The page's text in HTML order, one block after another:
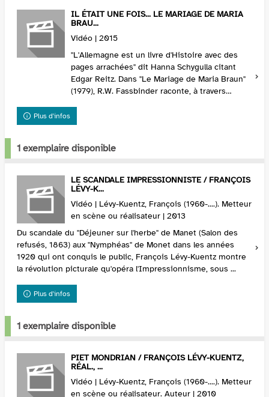
IL ÉTAIT UNE FOIS... LE MARIAGE DE MARIA
BRAU...
Vidéo | 2015
"L'Allemagne est un livre d'Histoire avec des
pages arrachées" dit Hanna Schygulla citant
Edgar Reitz. Dans "Le Mariage de Maria Braun"
(1979), R.W. Fassbinder raconte, à travers
Plus d'infos
1 exemplaire disponible
LE SCANDALE IMPRESSIONNISTE / FRANÇOIS
LÉVY-K...
Vidéo | Lévy-Kuentz, François (1960-....). Metteur
en scène ou réalisateur | 2013
Du scandale du "Déjeuner sur l'herbe" de Manet (Salon des
refusés, 1863) aux "Nymphéas" de Monet dans les années
1920 qui ont conquis le public, François Lévy-Kuentz montre
la révolution picturale qu'opéra l'Impressionnisme, sous ...
Plus d'infos
1 exemplaire disponible
PIET MONDRIAN / FRANÇOIS LÉVY-KUENTZ,
RÉAL., ...
Vidéo | Lévy-Kuentz, François (1960-....). Metteur
en scène ou réalisateur. Auteur | 2010